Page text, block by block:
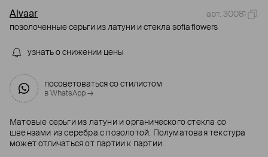
Alvaar
арт. 30081
позолоченные серьги из латуни и стекла sofia flowers
узнать о снижении цены
посоветоваться со стилистом
в WhatsApp →
Матовые серьги из латуни и органического стекла со
швензами из серебра с позолотой. Полуматовая текстура
может отличаться от партии к партии.